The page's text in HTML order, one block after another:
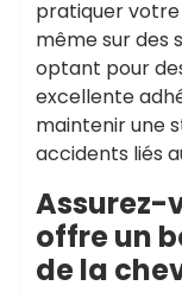
pratiquer
même sur des
optant pour
excellente
maintenir une
accidents liés
Assurez-
offre un
de la